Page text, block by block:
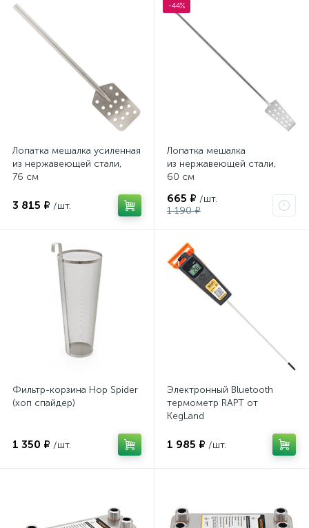
Лопатка мешалка усиленная
из нержавеющей стали,
76 см
3 815 ₽ /шт.
-44%
Лопатка мешалка
из нержавеющей стали,
60 см
665 ₽ /шт.
1 190 ₽
Фильтр-корзина Hop Spider
(хоп спайдер)
1 350 ₽ /шт.
Электронный Bluetooth
термометр RAPT от
KegLand
1 985 ₽ /шт.